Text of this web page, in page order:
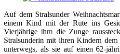
Auf dem Stralsunder
einem Kind mit der Rute ins
Vierjährige ihm die Zunge
Stralsunderin mit ihren Kindern
unterwegs, als sie auf einen 62-